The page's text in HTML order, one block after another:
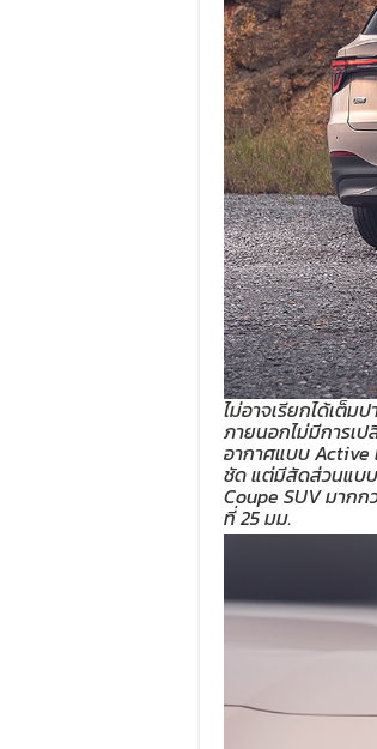
ไม่อาจเรียกได้เต็ม
ภายนอกไม่มีการเป
อากาศแบบ Active
ชัด แต่มีสัดส่วนแบ
Coupe SUV มาก
ที่ 25 มม.